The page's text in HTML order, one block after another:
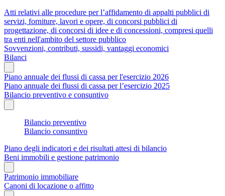
Atti relativi alle procedure per l’affidamento di appalti pubblici di
servizi, forniture, lavori e opere, di concorsi pubblici di
progettazione, di concorsi di idee e di concessioni, compresi quelli
tra enti nell'ambito del settore pubblico
Sovvenzioni, contributi, sussidi, vantaggi economici
Bilanci
Piano annuale dei flussi di cassa per l'esercizio 2026
Piano annuale dei flussi di cassa per l’esercizio 2025
Bilancio preventivo e consuntivo
Bilancio preventivo
Bilancio consuntivo
Piano degli indicatori e dei risultati attesi di bilancio
Beni immobili e gestione patrimonio
Patrimonio immobiliare
Canoni di locazione o affitto